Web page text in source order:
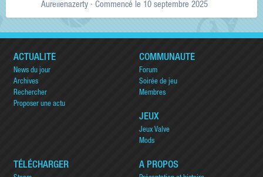
Aurelienazerty · Commencé le 10 septembre 2025
ACTUALITÉ
News du jour
Archives
Rechercher
Proposer une actu
COMMUNAUTÉ
Forum
Soirée de jeu
Membres
JEUX
Jeux Valve
Mods
TÉLÉCHARGER A PROPOS